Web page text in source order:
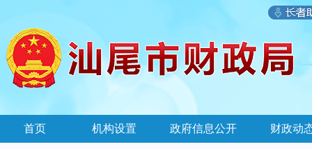
首页 机构设置 政府信息公开 财政动